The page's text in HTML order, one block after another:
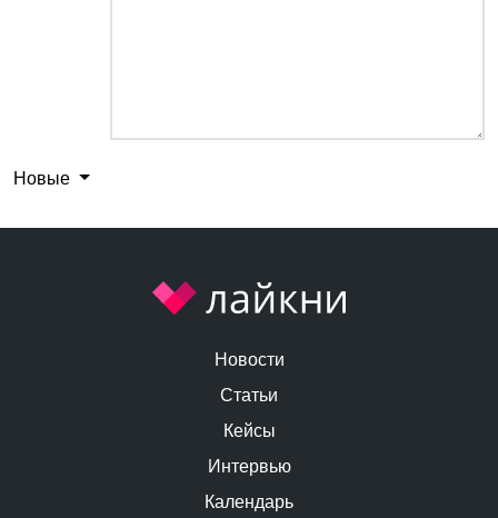
Новые
Новости
Статьи
Кейсы
Интервью
Календарь